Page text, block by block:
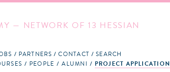
— NETWORK OF 13 HESSIAN
PEOPLE ALUMNI PROJECT APPLICATION
PARTNERS CONTACT SEARCH